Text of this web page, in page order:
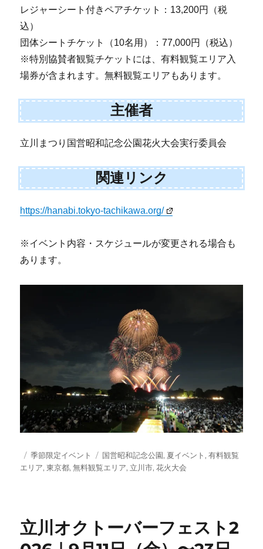
レジャーシート付きペアチケット：13,200円（税
込）
団体シートチケット（10名用）：77,000円（税込）
※特別協賛者観覧チケットには、有料観覧エリア入
場券が含まれます。無料観覧エリアもあります。
主催者
立川まつり国営昭和記念公園花火大会実行委員会
関連リンク
https://hanabi.tokyo-tachikawa.org/
※イベント内容・スケジュールが変更される場合も
あります。
投
稿
カ
テ
季節限定イベント
タ
グ
国営昭和記念公園, 夏イベント ,有料観覧
エリア,東京都,無料観覧エリア, 立川市,花火大会
立川オクトーバーフェスト2